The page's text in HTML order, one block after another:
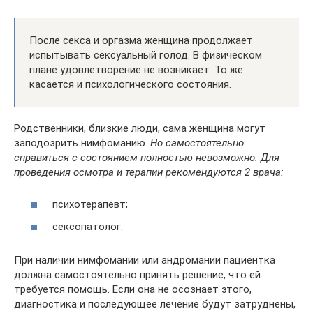
После секса и оргазма женщина продолжает
испытывать сексуальный голод. В физическом
плане удовлетворение не возникает. То же
касается и психологического состояния.
Родственники, близкие люди, сама женщина могут
заподозрить нимфоманию. Но самостоятельно
справиться с состоянием полностью невозможно. Для
проведения осмотра и терапии рекомендуются 2 врача:
психотерапевт;
сексопатолог.
При наличии нимфомании или андромании пациентка
должна самостоятельно принять решение, что ей
требуется помощь. Если она не осознает этого,
диагностика и последующее лечение будут затруднены,